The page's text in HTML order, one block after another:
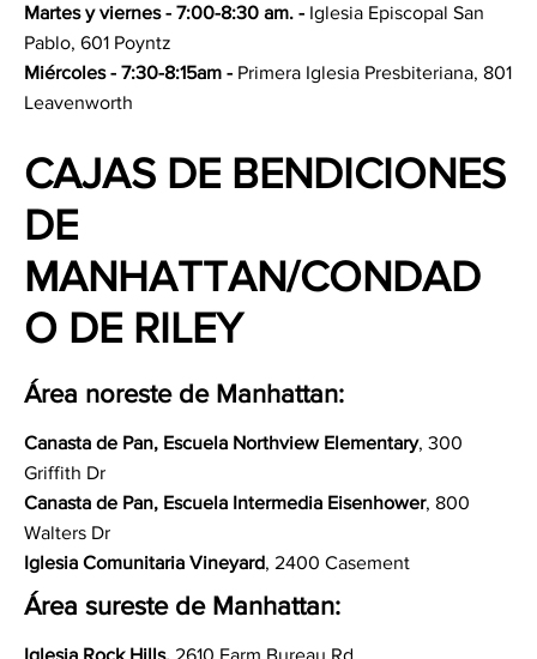
Martes y viernes - 7:00-8:30 am. - Iglesia Episcopal San
Pablo, 601 Poyntz
Miércoles - 7:30-8:15am - Primera Iglesia Presbiteriana, 801
Leavenworth
CAJAS DE BENDICIONES
DE
MANHATTAN/CONDAD
O DE RILEY
Área noreste de Manhattan:
Canasta de Pan, Escuela Northview Elementary, 300
Griffith Dr
Canasta de Pan, Escuela Intermedia Eisenhower, 800
Walters Dr
Iglesia Comunitaria Vineyard, 2400 Casement
Área sureste de Manhattan: